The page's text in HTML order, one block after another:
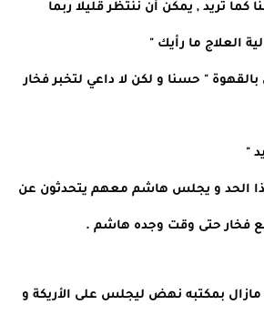
تريد , يمكن أن ننتظر قليلا ربما
العلاج ما رأيك "
" حسنا و لكن لا داعي لتخبر فخار
"
الحد و يجلس هاشم معهم يتحدثون عن
فخار حتى وقت وجده هاشم .
بمكتبه نهض ليجلس على الأريكة و